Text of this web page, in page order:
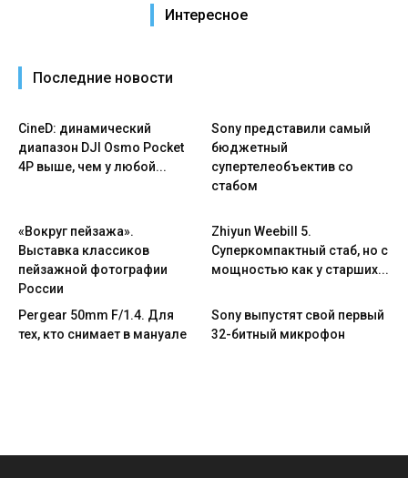
Интересное
Последние новости
CineD: динамический
диапазон DJI Osmo Pocket
4P выше, чем у любой...
Sony представили самый
бюджетный
супертелеобъектив со
стабом
«Вокруг пейзажа».
Выставка классиков
пейзажной фотографии
России
Zhiyun Weebill 5.
Cуперкомпактный стаб, но с
мощностью как у старших...
Pergear 50mm F/1.4. Для
тех, кто снимает в мануале
Sony выпустят свой первый
32-битный микрофон